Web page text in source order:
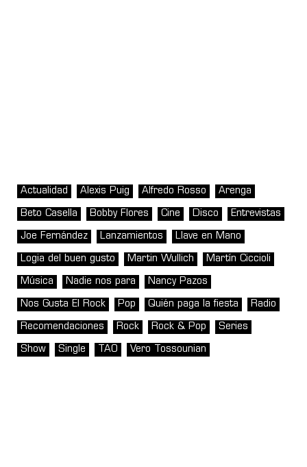
Actualidad Alexis Puig Alfredo Rosso Arenga
Beto Casella Bobby Flores Cine Disco Entrevistas
Joe Fernández Lanzamientos Llave en Mano
Logia del buen gusto Martin Wullich Martín Ciccioli
Música Nadie nos para Nancy Pazos
Nos Gusta El Rock Pop Quién paga la fiesta Radio
Recomendaciones Rock Rock & Pop Series
Show Single TAO Vero Tossounian